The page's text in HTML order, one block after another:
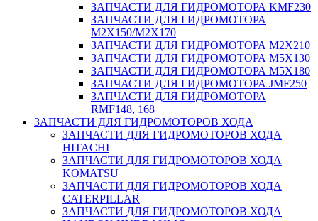
ЗАПЧАСТИ ДЛЯ ГИДРОМОТОРА KMF230
ЗАПЧАСТИ ДЛЯ ГИДРОМОТОРА
M2X150/M2X170
ЗАПЧАСТИ ДЛЯ ГИДРОМОТОРА M2X210
ЗАПЧАСТИ ДЛЯ ГИДРОМОТОРА M5X130
ЗАПЧАСТИ ДЛЯ ГИДРОМОТОРА M5X180
ЗАПЧАСТИ ДЛЯ ГИДРОМОТОРА JMF250
ЗАПЧАСТИ ДЛЯ ГИДРОМОТОРА
RMF148, 168
ЗАПЧАСТИ ДЛЯ ГИДРОМОТОРОВ ХОДА
ЗАПЧАСТИ ДЛЯ ГИДРОМОТОРОВ ХОДА
HITACHI
ЗАПЧАСТИ ДЛЯ ГИДРОМОТОРОВ ХОДА
KOMATSU
ЗАПЧАСТИ ДЛЯ ГИДРОМОТОРОВ ХОДА
CATERPILLAR
ЗАПЧАСТИ ДЛЯ ГИДРОМОТОРОВ ХОДА